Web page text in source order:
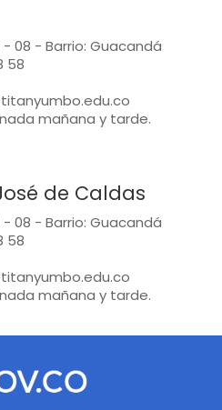
08 - Barrio: Guacandá
58
mañana y tarde.
de Caldas
08 - Barrio: Guacandá
58
mañana y tarde.